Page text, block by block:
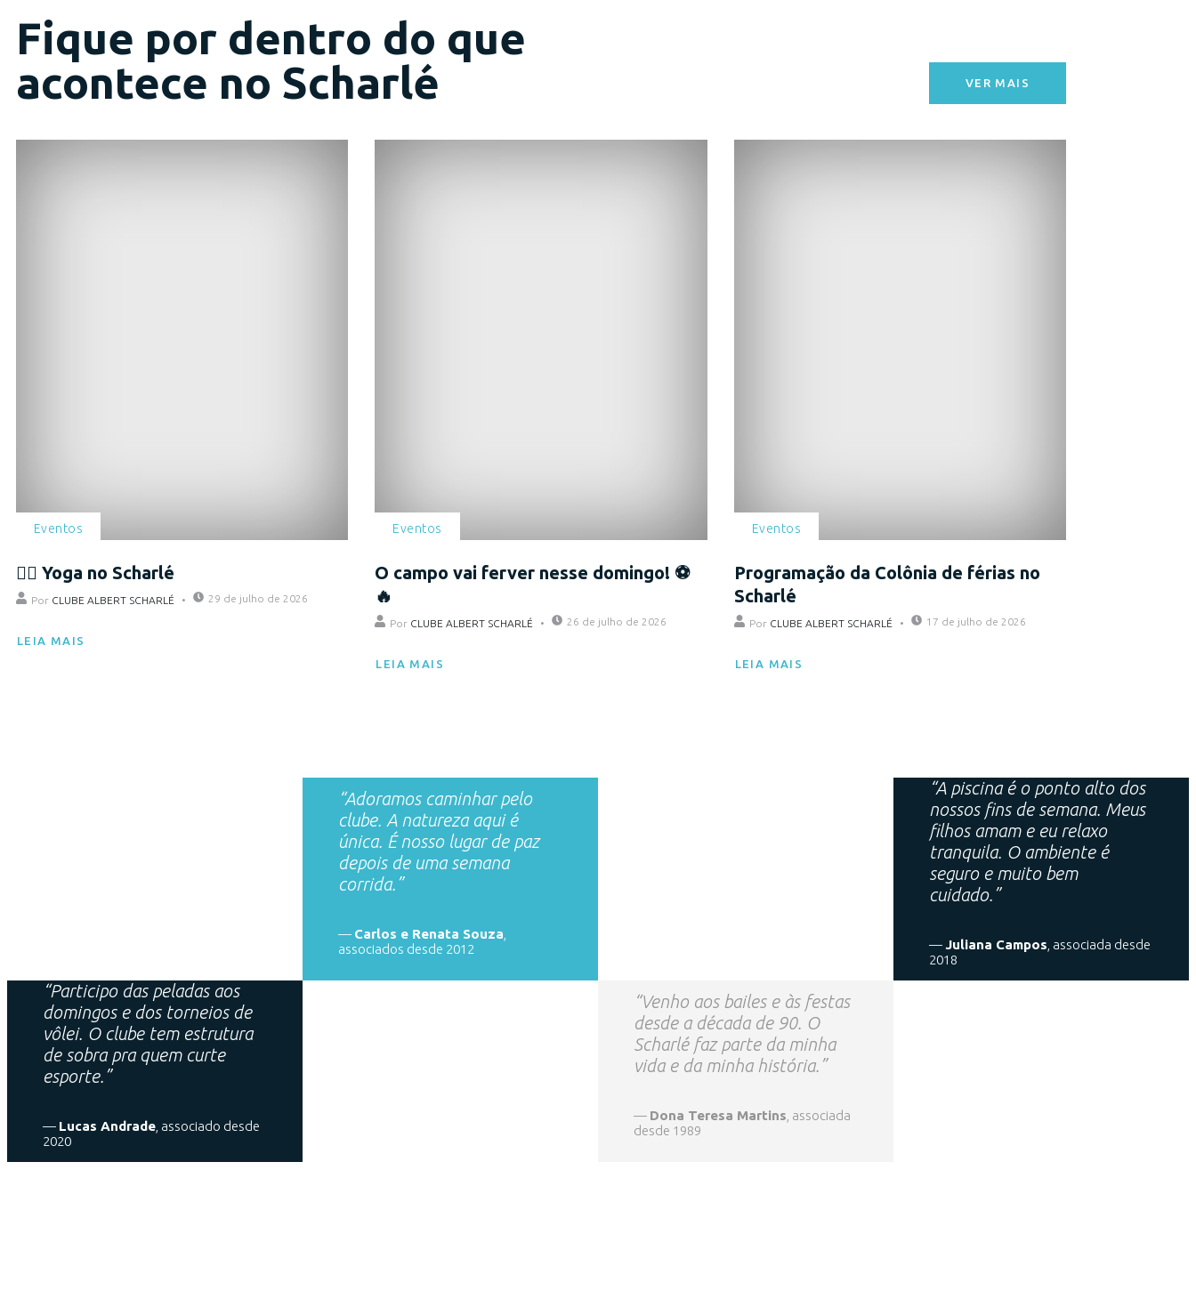
Fique por dentro do que
acontece no Scharlé
VER MAIS
Eventos
🧘‍♀️ Yoga no Scharlé
Por CLUBE ALBERT SCHARLÉ 29 de julho de 2026
LEIA MAIS
Eventos
O campo vai ferver nesse domingo! ⚽
🔥
Por CLUBE ALBERT SCHARLÉ 26 de julho de 2026
LEIA MAIS
Eventos
Programação da Colônia de férias no
Scharlé
Por CLUBE ALBERT SCHARLÉ 17 de julho de 2026
LEIA MAIS
“Adoramos caminhar pelo
clube. A natureza aqui é
única. É nosso lugar de paz
depois de uma semana
corrida.”
— Carlos e Renata Souza
associados desde 2012
“A piscina é o ponto alto dos
nossos fins de semana. Meus
filhos amam e eu relaxo
tranquila. O ambiente é
seguro e muito bem
cuidado.”
— Juliana Campos , associada desde
2018
“Participo das peladas aos
domingos e dos torneios de
vôlei. O clube tem estrutura
de sobra pra quem curte
esporte.”
— Lucas Andrade , associado desde
2020
“Venho aos bailes e às festas
desde a década de 90. O
Scharlé faz parte da minha
vida e da minha história.”
— Dona Teresa Martins , associada
desde 1989